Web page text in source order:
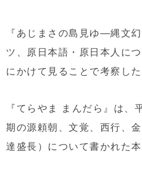
『あじまさの島見ゆ―縄文幻
ツ、原日本語・原日本人に
にかけて見ることで考察した
『てらやま まんだら』は、
期の源頼朝、文覚、西行、
達盛長）について書かれた本